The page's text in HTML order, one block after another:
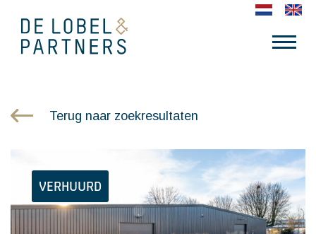
Terug naar zoekresultaten
VERHUURD